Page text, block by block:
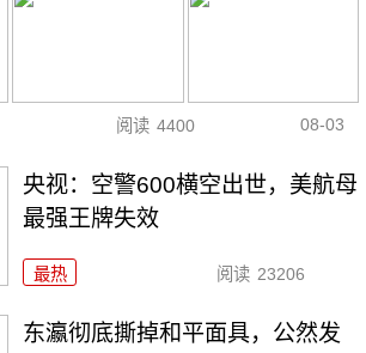
阅读 4400 08-03
央视：空警600横空出世，美航母
最强王牌失效
最热 阅读 23206
东瀛彻底撕掉和平面具，公然发